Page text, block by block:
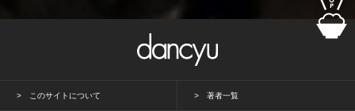
このサイトについて 著者一覧